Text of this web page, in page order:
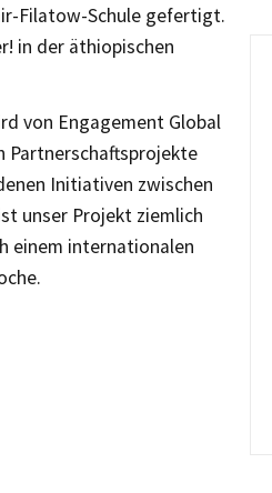
Filatow-Schule gefertigt.
in der äthiopischen
von Engagement Global
Partnerschaftsprojekte
Initiativen zwischen
unser Projekt ziemlich
einem internationalen